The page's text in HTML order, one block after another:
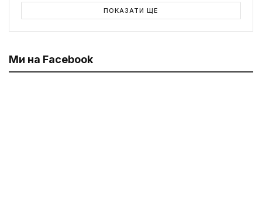
ПОКАЗАТИ ЩЕ
Ми на Facebook